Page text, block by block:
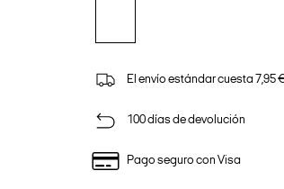
El envío estándar cuesta 7,95
100 días de devolución
Pago seguro con Visa